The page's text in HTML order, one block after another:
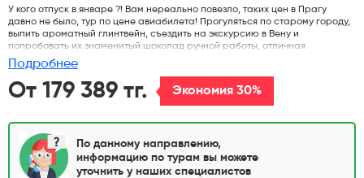
У кого отпуск в январе ?! Вам нереально повезло, таких цен в Прагу
давно не было, тур по цене авиабилета! Прогуляться по старому городу,
выпить ароматный глинтвейн, съездить на экскурсию в Вену и
попробовать их знаменитый шоколад ручной работы, отличная
возможность провести неделю в Европе!
Подробнее
От 179 389 тг. Экономия 30%
По данному направлению,
информацию по турам вы можете
уточнить у наших специалистов